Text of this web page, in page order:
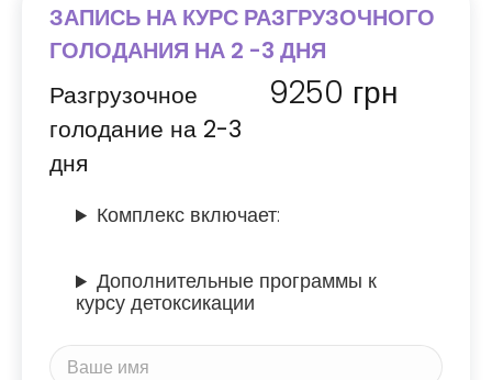
ЗАПИСЬ НА КУРС РАЗГРУЗОЧНОГО
ГОЛОДАНИЯ НА 2 -3 ДНЯ
Разгрузочное
голодание на 2-3
дня
9250 грн
Комплекс включает:
Дополнительные программы к
курсу детоксикации